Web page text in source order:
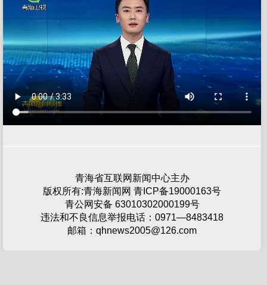
青海省互联网新闻中心主办
版权所有:青海新闻网 青ICP备19000163号
青公网安备 63010302000199号
违法和不良信息举报电话：0971—8483418
邮箱：qhnews2005@126.com